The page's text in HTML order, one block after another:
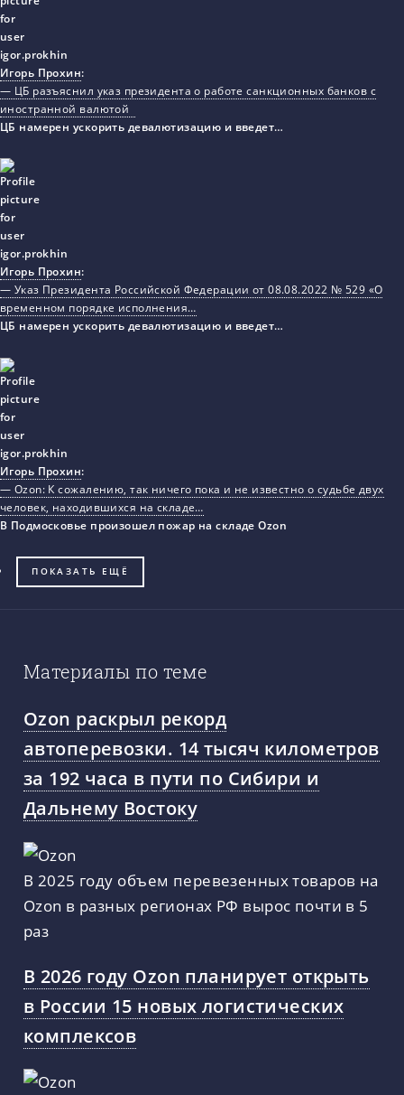
Игорь Прохин:
— ЦБ разъяснил указ президента о работе санкционных банков с
иностранной валютой
ЦБ намерен ускорить девалютизацию и введет…
Игорь Прохин:
— Указ Президента Российской Федерации от 08.08.2022 № 529 «О
временном порядке исполнения…
ЦБ намерен ускорить девалютизацию и введет…
Игорь Прохин:
— Ozon: К сожалению, так ничего пока и не известно о судьбе двух
человек, находившихся на складе…
В Подмосковье произошел пожар на складе Ozon
ПОКАЗАТЬ ЕЩЁ
Материалы по теме
Ozon раскрыл рекорд
автоперевозки. 14 тысяч километров
за 192 часа в пути по Сибири и
Дальнему Востоку
В 2025 году объем перевезенных товаров на
Ozon в разных регионах РФ вырос почти в 5
раз
В 2026 году Ozon планирует открыть
в России 15 новых логистических
комплексов